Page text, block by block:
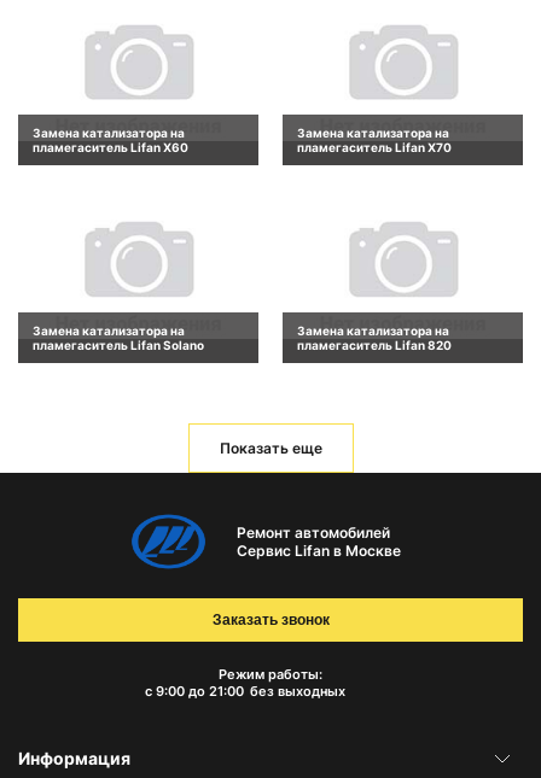
Замена катализатора на
пламегаситель Lifan X60
Замена катализатора на
пламегаситель Lifan X70
Замена катализатора на
пламегаситель Lifan Solano
Замена катализатора на
пламегаситель Lifan 820
Показать еще
Ремонт автомобилей
Сервис Lifan в Москве
Режим работы:
с 9:00 до 21:00 без выходных
Заказать звонок
Информация